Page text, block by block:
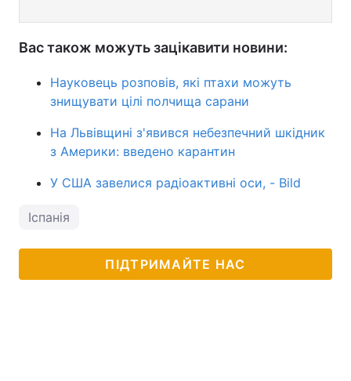
Вас також можуть зацікавити новини:
Науковець розповів, які птахи можуть
знищувати цілі полчища сарани
На Львівщині з'явився небезпечний шкідник
з Америки: введено карантин
У США завелися радіоактивні оси, - Bild
Іспанія
ПІДТРИМАЙТЕ НАС